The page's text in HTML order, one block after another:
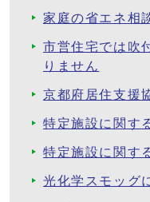
家庭の省エネ相
市営住宅では吹
りません
京都府居住支援
特定施設に関す
特定施設に関す
光化学スモッグ